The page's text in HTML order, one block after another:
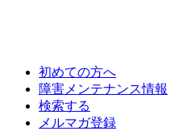
初めての方へ
障害メンテナンス情報
検索する
メルマガ登録